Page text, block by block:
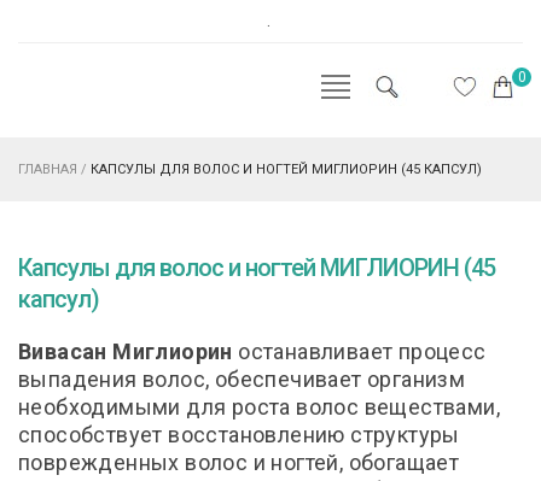
.
0
ГЛАВНАЯ / КАПСУЛЫ ДЛЯ ВОЛОС И НОГТЕЙ МИГЛИОРИН (45 КАПСУЛ)
Капсулы для волос и ногтей МИГЛИОРИН (45
капсул)
Вивасан Миглиорин останавливает процесс
выпадения волос, обеспечивает организм
необходимыми для роста волос веществами,
способствует восстановлению структуры
поврежденных волос и ногтей, обогащает